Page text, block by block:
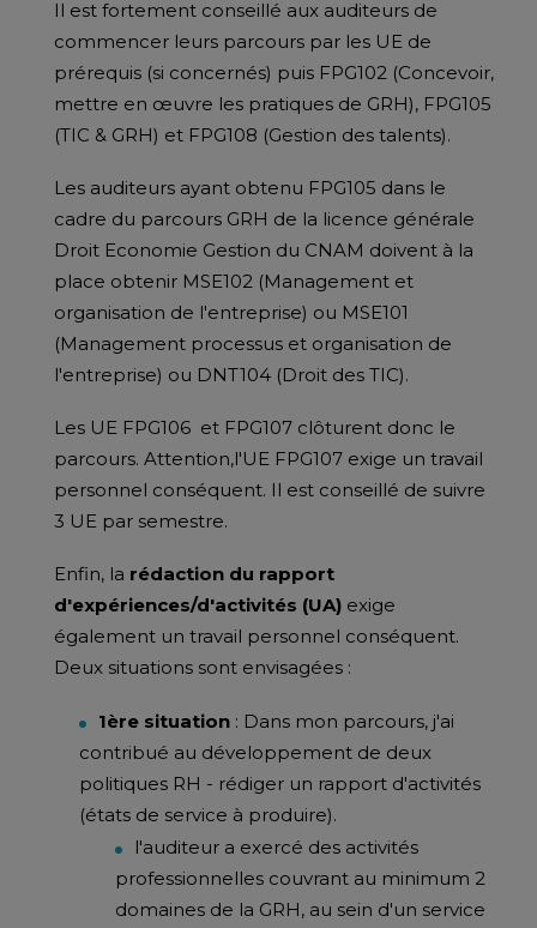
Il est fortement conseillé aux auditeurs de
commencer leurs parcours par les UE de
prérequis (si concernés) puis FPG102 (Concevoir,
mettre en œuvre les pratiques de GRH), FPG105
(TIC & GRH) et FPG108 (Gestion des talents).
Les auditeurs ayant obtenu FPG105 dans le
cadre du parcours GRH de la licence générale
Droit Economie Gestion du CNAM doivent à la
place obtenir MSE102 (Management et
organisation de l'entreprise) ou MSE101
(Management processus et organisation de
l'entreprise) ou DNT104 (Droit des TIC).
Les UE FPG106 et FPG107 clôturent donc le
parcours. Attention,l'UE FPG107 exige un travail
personnel conséquent. Il est conseillé de suivre
3 UE par semestre.
Enfin, la rédaction du rapport
d'expériences/d'activités (UA) exige
également un travail personnel conséquent.
Deux situations sont envisagées :
1ère situation : Dans mon parcours, j'ai
contribué au développement de deux
politiques RH - rédiger un rapport d'activités
(états de service à produire).
l'auditeur a exercé des activités
professionnelles couvrant au minimum 2
domaines de la GRH, au sein d'un service